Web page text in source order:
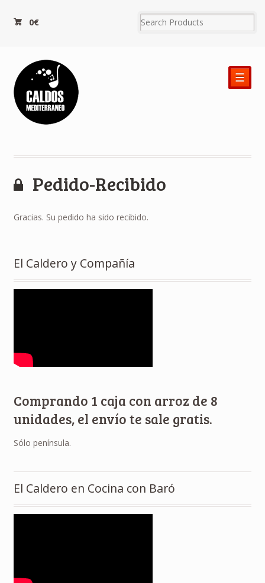
0€
☰
Pedido-Recibido
Gracias. Su pedido ha sido recibido.
El Caldero y Compañía
Comprando 1 caja con arroz de 8
unidades, el envío te sale gratis.
Sólo península.
El Caldero en Cocina con Baró